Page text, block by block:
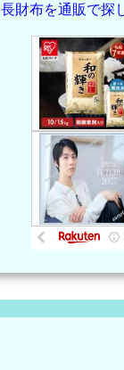
長財布を通販で探